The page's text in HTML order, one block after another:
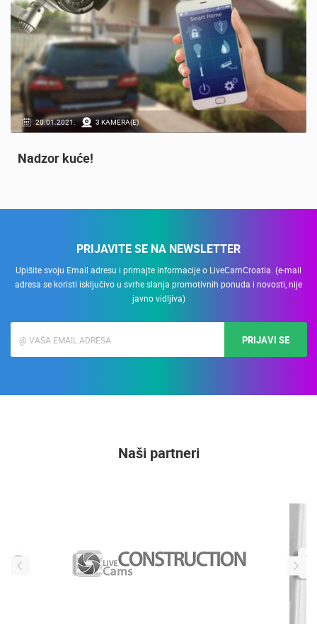
20.01.2021. 3 KAMERA(E)
Nadzor kuće!
PRIJAVITE SE NA NEWSLETTER
Upišite svoju Email adresu i primajte informacije o LiveCamCroatia. (e-mail
adresa se koristi isključivo u svrhe slanja promotivnih ponuda i novosti, nije
javno vidljiva)
PRIJAVI SE
Naši partneri